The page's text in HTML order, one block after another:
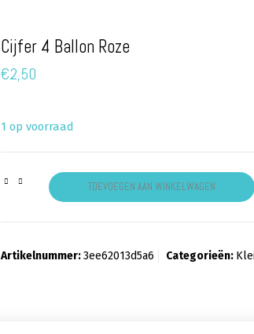
Cijfer 4 Ballon Roze
€2,50
1 op voorraad
Cijfer 4 Ballon Roze aantal
TOEVOEGEN AAN WINKELWAGEN
Artikelnummer:3ee62013d5a6 Categorieën: